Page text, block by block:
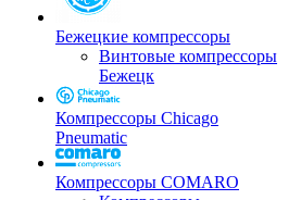
Бежецкие компрессоры
Винтовые компрессоры
Бежецк
Компрессоры Chicago
Pneumatic
Компрессоры COMARO